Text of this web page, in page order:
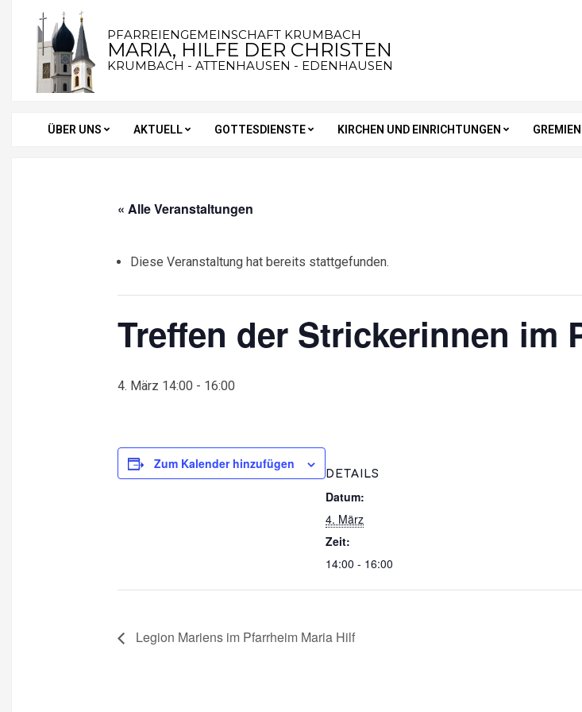
content
PFARREIENGEMEINSCHAFT KRUMBACH
MARIA, HILFE DER CHRISTEN
KRUMBACH - ATTENHAUSEN - EDENHAUSEN
Secondary
ÜBER UNS AKTUELL GOTTESDIENSTE KIRCHEN UND EINRICHTUNGEN
« Alle Veranstaltungen
Diese Veranstaltung hat bereits stattgefunden.
Treffen der Strickerinnen im
4. März 14:00 - 16:00
Zum Kalender hinzufügen
DETAILS
Datum:
4. März
Zeit:
14:00 - 16:00
Legion Mariens im Pfarrheim Maria Hilf